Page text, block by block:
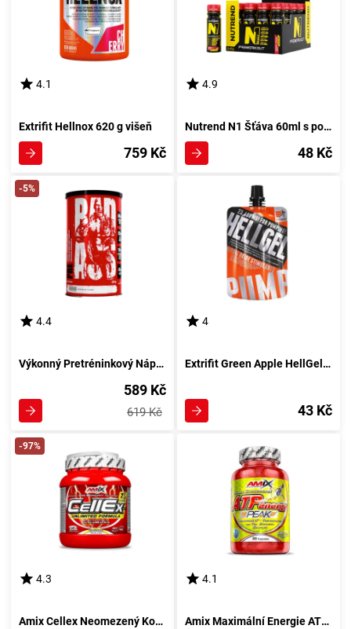
4.1
Extrifit Hellnox 620 g višeň
759 Kč
4.9
Nutrend N1 Šťáva 60ml s pomerančem
48 Kč
-5%
4.4
Výkonný Pretréninkový Nápoj s Ovocným Punchem 425 g
589 Kč
619 Kč
4
Extrifit Green Apple HellGel 80 g
43 Kč
-97%
4.3
Amix Cellex Neomezený Komplex 520 g ovocného mixu
4.1
Amix Maximální Energie ATP 90 kapsul